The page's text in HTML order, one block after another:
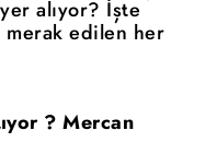
alıyor? İşte
merak edilen her
? Mercan